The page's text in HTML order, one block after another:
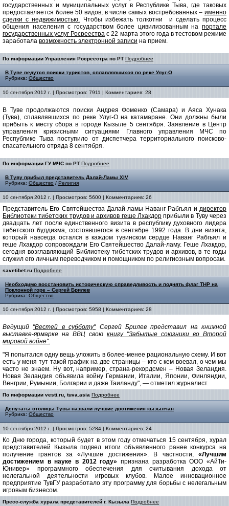
государственных и муниципальных услуг в Республике Тыва, где таковых
предоставляется более 50 видов, в числе самых востребованных – именно
сделки с недвижимостью. Чтобы избежать толкотни и сделать процесс
общения населения с государством более цивилизованным на портале
государственных услуг Росреестра с 22 марта этого года в тестовом режиме
заработала возможность электронной записи на прием.
По информации Управления Росреестра по РТ Подробнее
В Туве ведутся поиски туристов, сплавлявшихся по реке Улуг-О
Рубрика: Общество
10 сентября 2012 г. | Просмотров: 7911 | Комментариев: 28
В Туве продолжаются поиски Андрея Фоменко (Самара) и Аяса Хунака
(Тува), сплавлявшихся по реке Улуг-О на катамаране. Они должны были
прибыть к месту сбора в городе Кызыле 5 сентября. Заявление в Центр
управления кризисными ситуациями Главного управления МЧС по
Республике Тыва поступило от диспетчера территориального поисково-
спасательного отряда 8 сентября.
По информации ГУ МЧС по РТ Подробнее
В Туву прибыл представитель Далай-Ламы XIV
Рубрика: Общество / Религия
10 сентября 2012 г. | Просмотров: 5600 | Комментариев: 26
Представитель Его Святейшества Далай-ламы Наванг Рабгьял и директор
Библиотеки тибетских трудов и архивов геше Лхакдорприбыли в Туву через
двадцать лет после единственного визита в республику духовного лидера
тибетского буддизма, состоявшегося в сентябре 1992 года. В дни визита,
который навсегда остался в каждом тувинском сердце Наванг Рабгьял и
геше Лхакдор сопровождали Его Святейшество Далай-ламу. Геше Лхакдор,
сегодня возглавляющий Библиотеку тибетских трудов и архивов, в те годы
служил его личным переводчиком и помощником по религиозным вопросам.
savetibet.ru Подробнее
Необходимо восстановить историческую справедливость и поднять флаг ТНР на
Поклонной горе – Сергей Брилев
Рубрика: Общество
10 сентября 2012 г. | Просмотров: 5958 | Комментариев: 28
Ведущий "Вестей в субботу"Сергей Брилев представил на книжной
выставке-ярмарке на ВВЦ свою книгу "Забытые союзники во Второй
мировой войне".
"Я попытался одну вещь уложить в более-менее рациональную схему. И вот
есть у меня тут такой график на две страницы – кто с кем воевал, о чем мы
часто не знаем. Ну вот, например, страна-рекордсмен – Новая Зеландия.
Новая Зеландия объявила войну Германии, Италии, Японии, Финляндии,
Венгрии, Румынии, Болгарии и даже Таиланду", — отметил журналист.
По информации vesti.ru, tuva.asia Подробнее
Депутаты столицы Тувы назвали лучшие достижения кызылчан
Рубрика: Общество
10 сентября 2012 г. | Просмотров: 5284 | Комментариев: 24
Ко Дню города, который будет в этом году отмечаться 15 сентября, хурал
представителей Кызыла подвел итоги объявленного ранее конкурса на
получение грантов за «Лучшие достижения». В частности, «Лучшим
достижением в науке в 2012 году» признана разработка ООО «АйТи-
Юнивер» программного обеспечения для считывания дохода от
нелегальной деятельности игровых клубов. Малое инновационное
предприятие ТувГУ разработало эту программу для борьбы с нелегальным
игровым бизнесом.
Пресс-служба хурала представителей г. Кызыла Подробнее